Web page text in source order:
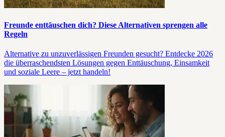
Freunde enttäuschen dich? Diese Alternativen sprengen alle
Regeln
Alternative zu unzuverlässigen Freunden gesucht? Entdecke 2026
die überraschendsten Lösungen gegen Enttäuschung, Einsamkeit
und soziale Leere – jetzt handeln!